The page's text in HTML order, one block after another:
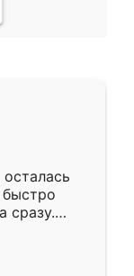
сразу.
к
Собрали
даже